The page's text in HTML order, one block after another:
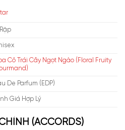
Cỏ Trái Cây Ngọt Ngào (Floral Fruity
De Parfum (EDP)
Giá Hợp Lý
(ACCORDS)